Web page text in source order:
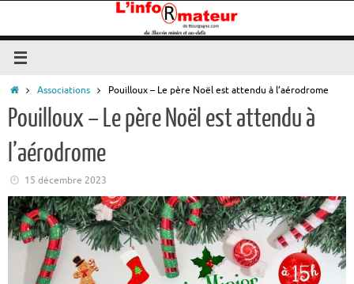
contenu
Accueil
Associations Pouilloux – Le père Noël est attendu à l’aérodrome
Pouilloux – Le père Noël est attendu à
l’aérodrome
15 décembre 2023